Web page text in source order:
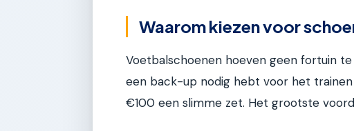
Waarom kiezen voor
Voetbalschoenen hoeven geen fortuin
een back-up nodig hebt voor het
€100 een slimme zet. Het grootste